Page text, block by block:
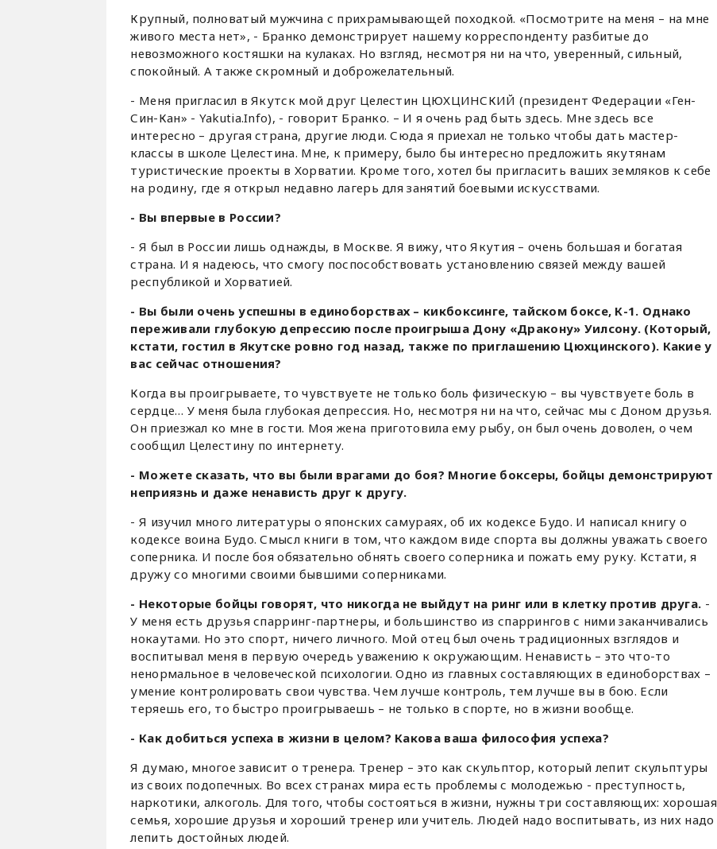
Крупный, полноватый мужчина с прихрамывающей походкой. «Посмотрите на меня – на мне
живого места нет», - Бранко демонстрирует нашему корреспонденту разбитые до
невозможного костяшки на кулаках. Но взгляд, несмотря ни на что, уверенный, сильный,
спокойный. А также скромный и доброжелательный.
- Меня пригласил в Якутск мой друг Целестин ЦЮХЦИНСКИЙ (президент Федерации «Ген-
Син-Кан» - Yakutia.Info), - говорит Бранко. – И я очень рад быть здесь. Мне здесь все
интересно – другая страна, другие люди. Сюда я приехал не только чтобы дать мастер-
классы в школе Целестина. Мне, к примеру, было бы интересно предложить якутянам
туристические проекты в Хорватии. Кроме того, хотел бы пригласить ваших земляков к себе
на родину, где я открыл недавно лагерь для занятий боевыми искусствами.
- Вы впервые в России?
- Я был в России лишь однажды, в Москве. Я вижу, что Якутия – очень большая и богатая
страна. И я надеюсь, что смогу поспособствовать установлению связей между вашей
республикой и Хорватией.
- Вы были очень успешны в единоборствах – кикбоксинге, тайском боксе, К-1. Однако
переживали глубокую депрессию после проигрыша Дону «Дракону» Уилсону. (Который,
кстати, гостил в Якутске ровно год назад, также по приглашению Цюхцинского). Какие у
вас сейчас отношения?
Когда вы проигрываете, то чувствуете не только боль физическую – вы чувствуете боль в
сердце… У меня была глубокая депрессия. Но, несмотря ни на что, сейчас мы с Доном друзья.
Он приезжал ко мне в гости. Моя жена приготовила ему рыбу, он был очень доволен, о чем
сообщил Целестину по интернету.
- Можете сказать, что вы были врагами до боя? Многие боксеры, бойцы демонстрируют
неприязнь и даже ненависть друг к другу.
- Я изучил много литературы о японских самураях, об их кодексе Будо. И написал книгу о
кодексе воина Будо. Смысл книги в том, что каждом виде спорта вы должны уважать своего
соперника. И после боя обязательно обнять своего соперника и пожать ему руку. Кстати, я
дружу со многими своими бывшими соперниками.
- Некоторые бойцы говорят, что никогда не выйдут на ринг или в клетку против друга. -
У меня есть друзья спарринг-партнеры, и большинство из спаррингов с ними заканчивались
нокаутами. Но это спорт, ничего личного. Мой отец был очень традиционных взглядов и
воспитывал меня в первую очередь уважению к окружающим. Ненависть – это что-то
ненормальное в человеческой психологии. Одно из главных составляющих в единоборствах –
умение контролировать свои чувства. Чем лучше контроль, тем лучше вы в бою. Если
теряешь его, то быстро проигрываешь – не только в спорте, но в жизни вообще.
- Как добиться успеха в жизни в целом? Какова ваша философия успеха?
Я думаю, многое зависит о тренера. Тренер – это как скульптор, который лепит скульптуры
из своих подопечных. Во всех странах мира есть проблемы с молодежью - преступность,
наркотики, алкоголь. Для того, чтобы состояться в жизни, нужны три составляющих: хорошая
семья, хорошие друзья и хороший тренер или учитель. Людей надо воспитывать, из них надо
лепить достойных людей.